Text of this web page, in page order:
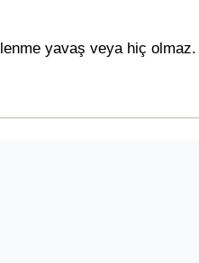
yavaş veya hiç olmaz.